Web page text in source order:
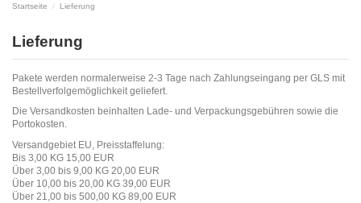
Startseite Lieferung
Lieferung
Pakete werden normalerweise 2-3 Tage nach Zahlungseingang per GLS mit
Bestellverfolgemöglichkeit geliefert.
Die Versandkosten beinhalten Lade- und Verpackungsgebühren sowie die
Portokosten.
Versandgebiet EU, Preisstaffelung:
Bis 3,00 KG 15,00 EUR
Über 3,00 bis 9,00 KG 20,00 EUR
Über 10,00 bis 20,00 KG 39,00 EUR
Über 21,00 bis 500,00 KG 89,00 EUR